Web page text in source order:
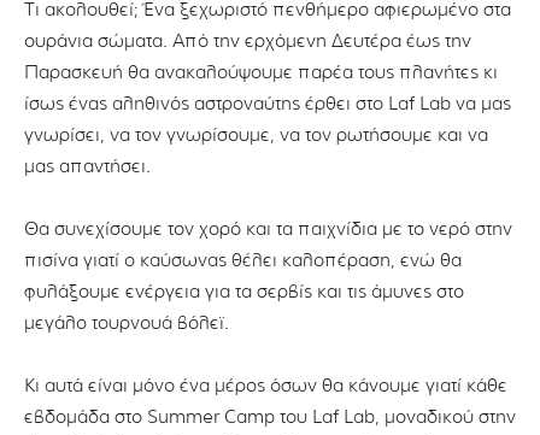
Τι ακολουθεί; Ένα ξεχωριστό πενθήμερο αφιερωμένο στα
ουράνια σώματα. Από την ερχόμενη Δευτέρα έως την
Παρασκευή θα ανακαλούψουμε παρέα τους πλανήτες κι
ίσως ένας αληθινός αστροναύτης έρθει στο Laf Lab να μας
γνωρίσει, να τον γνωρίσουμε, να τον ρωτήσουμε και να
μας απαντήσει.
Θα συνεχίσουμε τον χορό και τα παιχνίδια με το νερό στην
πισίνα γιατί ο καύσωνας θέλει καλοπέραση, ενώ θα
φυλάξουμε ενέργεια για τα σερβίς και τις άμυνες στο
μεγάλο τουρνουά βόλεϊ.
Κι αυτά είναι μόνο ένα μέρος όσων θα κάνουμε γιατί κάθε
εβδομάδα στο Summer Camp του Laf Lab, μοναδικού στην